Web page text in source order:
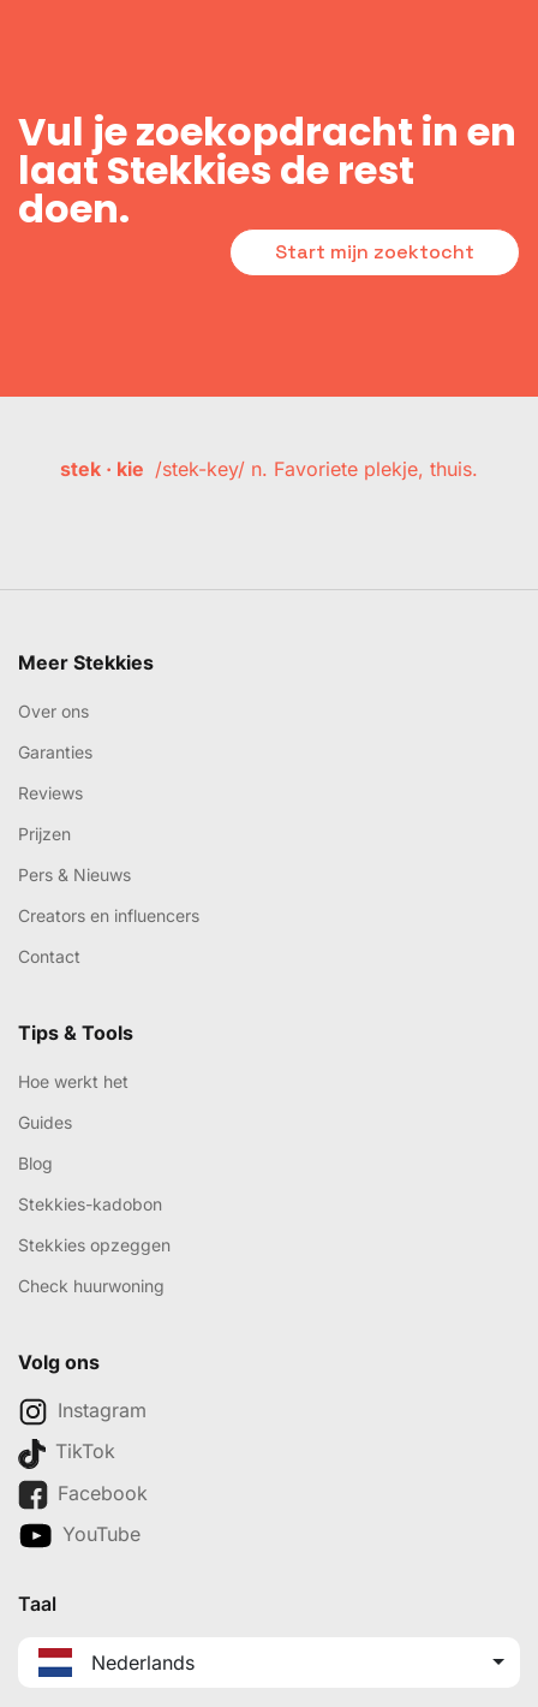
Vul je zoekopdracht in en
laat Stekkies de rest
doen.
Start mijn zoektocht
stek · kie /stek-key/ n. Favoriete plekje, thuis.
Meer Stekkies
Over ons
Garanties
Reviews
Prijzen
Pers & Nieuws
Creators en influencers
Contact
Tips & Tools
Hoe werkt het
Guides
Blog
Stekkies-kadobon
Stekkies opzeggen
Check huurwoning
Volg ons
Instagram
TikTok
Facebook
YouTube
Taal
Nederlands